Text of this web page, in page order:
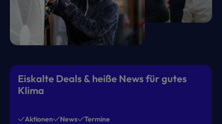
Eiskalte Deals & heiße News für gutes
Klima
Aktionen News Termine